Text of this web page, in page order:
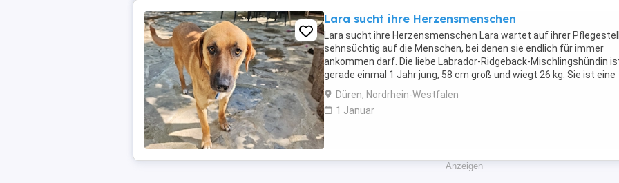
Lara sucht ihre Herzensmenschen
Lara sucht ihre Herzensmenschen Lara wartet auf ihrer
sehnsüchtig auf die Menschen, bei denen sie endlich für immer
ankommen darf. Die liebe Labrador-Ridgeback-Mischlingshündin
gerade einmal 1 Jahr jung, 58 cm groß und wiegt 26 kg. Sie ist eine
unglaublich verschmuste, liebevolle ...
Düren, Nordrhein-Westfalen
1 Januar
Anzeigen